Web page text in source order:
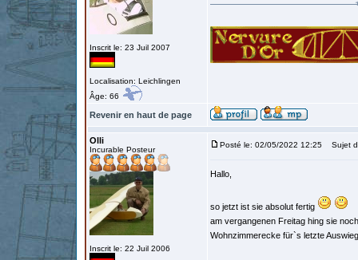
Inscrit le: 23 Juil 2007
Localisation: Leichlingen
Âge: 66
Revenir en haut de page
Olli
Incurable Posteur
Inscrit le: 22 Juil 2006
Posté le: 02/05/2022 12:25 Sujet
Hallo,
so jetzt ist sie absolut fertig
am vergangenen Freitag hing sie
Wohnzimmerecke für`s letzte